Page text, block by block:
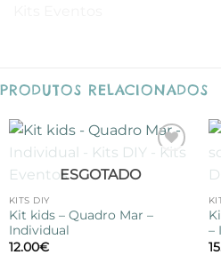
PRODUTOS RELACIONADOS
à lista de
ESGOTADO
KITS DIY
Kit kids – Quadro Mar –
Individual
12.00€
–